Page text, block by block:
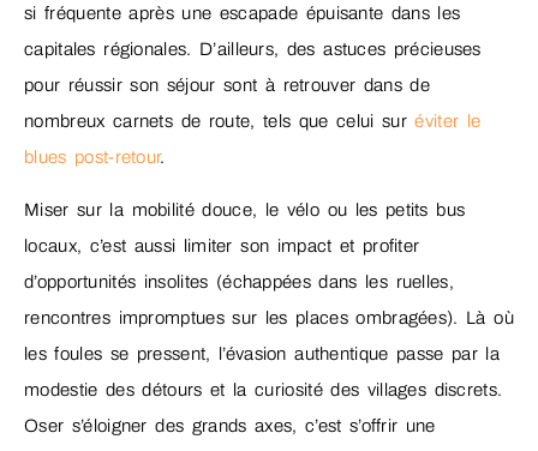
si fréquente après une escapade épuisante dans les
capitales régionales. D’ailleurs, des astuces précieuses
pour réussir son séjour sont à retrouver dans de
nombreux carnets de route, tels que celui suréviter le
blues post-retour.
Miser sur la mobilité douce, le vélo ou les petits bus
locaux, c’est aussi limiter son impact et profiter
d’opportunités insolites (échappées dans les ruelles,
rencontres impromptues sur les places ombragées). Là où
les foules se pressent, l’évasion authentique passe par la
modestie des détours et la curiosité des villages discrets.
Oser s’éloigner des grands axes, c’est s’offrir une